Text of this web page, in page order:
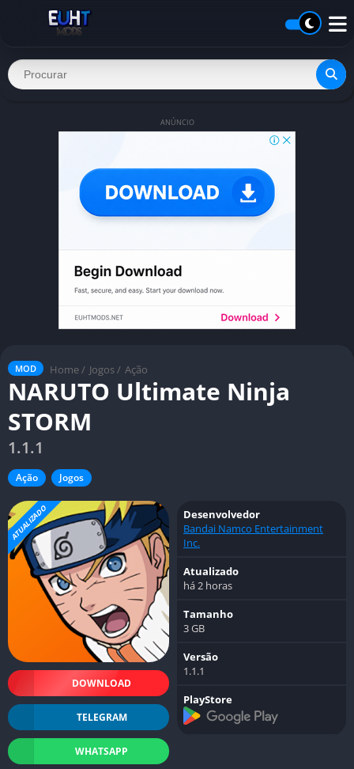
ANÚNCIO
MOD Home / Jogos / Ação
NARUTO Ultimate Ninja
STORM
1.1.1
Ação Jogos
ATUALIZADO
DOWNLOAD
TELEGRAM
WHATSAPP
Desenvolvedor
Bandai Namco Entertainment
Inc.
Atualizado
há 2 horas
Tamanho
3 GB
Versão
1.1.1
PlayStore